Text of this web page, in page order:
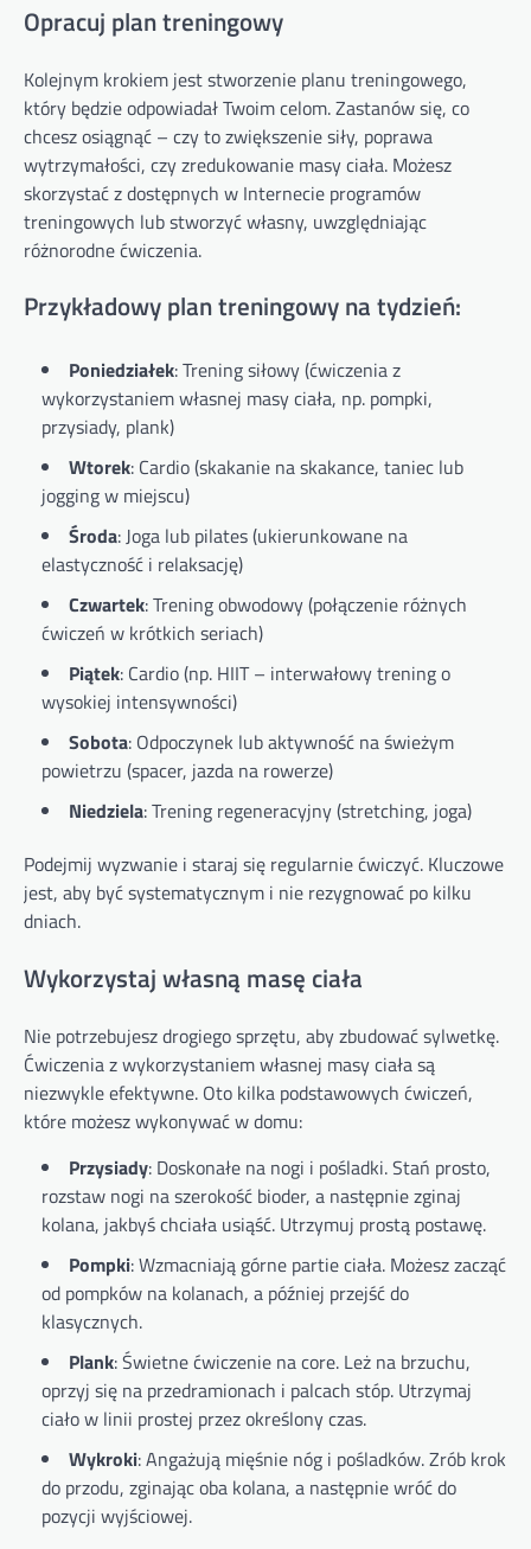
Opracuj plan treningowy
Kolejnym krokiem jest stworzenie planu treningowego,
który będzie odpowiadał Twoim celom. Zastanów się, co
chcesz osiągnąć – czy to zwiększenie siły, poprawa
wytrzymałości, czy zredukowanie masy ciała. Możesz
skorzystać z dostępnych w Internecie programów
treningowych lub stworzyć własny, uwzględniając
różnorodne ćwiczenia.
Przykładowy plan treningowy na tydzień:
Poniedziałek: Trening siłowy (ćwiczenia z
wykorzystaniem własnej masy ciała, np. pompki,
przysiady, plank)
Wtorek: Cardio (skakanie na skakance, taniec lub
jogging w miejscu)
Środa: Joga lub pilates (ukierunkowane na
elastyczność i relaksację)
Czwartek: Trening obwodowy (połączenie różnych
ćwiczeń w krótkich seriach)
Piątek: Cardio (np. HIIT – interwałowy trening o
wysokiej intensywności)
Sobota: Odpoczynek lub aktywność na świeżym
powietrzu (spacer, jazda na rowerze)
Niedziela: Trening regeneracyjny (stretching, joga)
Podejmij wyzwanie i staraj się regularnie ćwiczyć. Kluczowe
jest, aby być systematycznym i nie rezygnować po kilku
dniach.
Wykorzystaj własną masę ciała
Nie potrzebujesz drogiego sprzętu, aby zbudować sylwetkę.
Ćwiczenia z wykorzystaniem własnej masy ciała są
niezwykle efektywne. Oto kilka podstawowych ćwiczeń,
które możesz wykonywać w domu:
Przysiady: Doskonałe na nogi i pośladki. Stań prosto,
rozstaw nogi na szerokość bioder, a następnie zginaj
kolana, jakbyś chciała usiąść. Utrzymuj prostą postawę.
Pompki: Wzmacniają górne partie ciała. Możesz zacząć
od pompków na kolanach, a później przejść do
klasycznych.
Plank: Świetne ćwiczenie na core. Leż na brzuchu,
oprzyj się na przedramionach i palcach stóp. Utrzymaj
ciało w linii prostej przez określony czas.
Wykroki: Angażują mięśnie nóg i pośladków. Zrób krok
do przodu, zginając oba kolana, a następnie wróć do
pozycji wyjściowej.